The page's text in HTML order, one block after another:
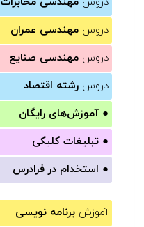
دروس مهندسی عمران
دروس مهندسی صنایع
دروس رشته اقتصاد
● آموزش‌های رایگان
● تبلیغات کلیکی
● استخدام در فرادرس
آموزش برنامه نویسی